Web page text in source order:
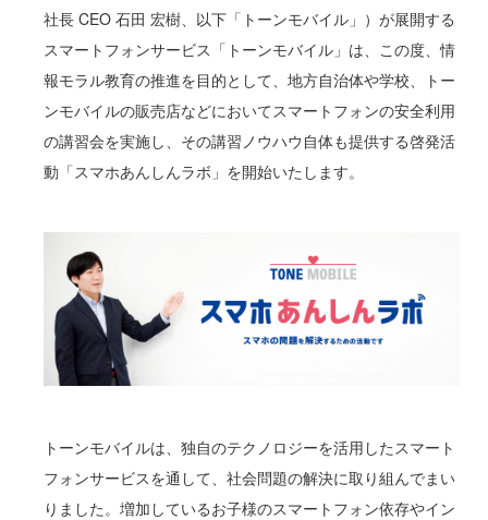
社長 CEO 石田 宏樹、以下「トーンモバイル」）が展開する
スマートフォンサービス「トーンモバイル」は、この度、情
報モラル教育の推進を目的として、地方自治体や学校、トー
ンモバイルの販売店などにおいてスマートフォンの安全利用
の講習会を実施し、その講習ノウハウ自体も提供する啓発活
動「スマホあんしんラボ」を開始いたします。
トーンモバイルは、独自のテクノロジーを活用したスマート
フォンサービスを通して、社会問題の解決に取り組んでまい
りました。増加しているお子様のスマートフォン依存やイン